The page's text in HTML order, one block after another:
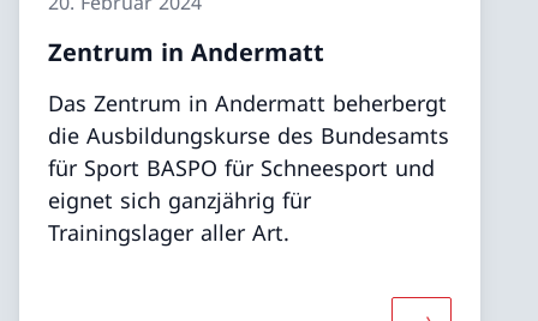
Zentrum in Andermatt
Das Zentrum in Andermatt beherbergt
die Ausbildungskurse des Bundesamts
für Sport BASPO für Schneesport und
eignet sich ganzjährig für
Trainingslager aller Art.